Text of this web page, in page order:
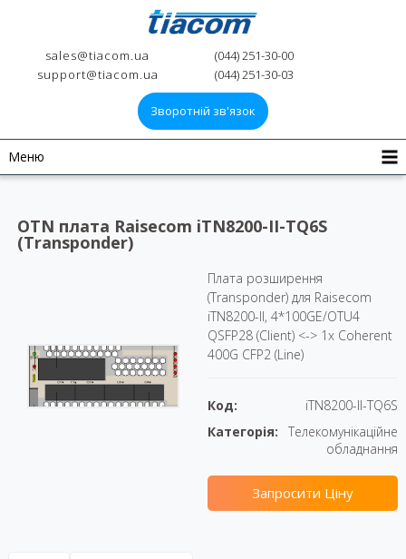
sales@tiacom.ua
support@tiacom.ua
(044) 251-30-00
(044) 251-30-03
Зворотній зв'язок
Меню
OTN плата Raisecom iTN8200-II-TQ6S
(Transponder)
Плата розширення
(Transponder) для Raisecom
iTN8200-II, 4*100GE/OTU4
QSFP28 (Client) <-> 1x Сoherent
400G CFP2 (Line)
Код:
iTN8200-II-TQ6S
Категорія:
Телекомунікаційне
обладнання
Запросити Ціну